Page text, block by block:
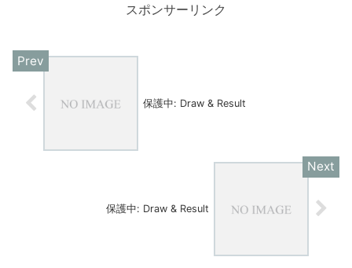
スポンサーリンク
保護中: Draw & Result
保護中: Draw & Result